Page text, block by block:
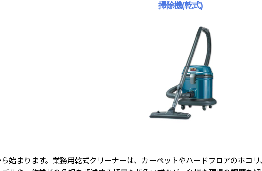
掃除機(乾式)
始まります。業務用乾式クリーナーは、カーペットやハードフロアのホコ